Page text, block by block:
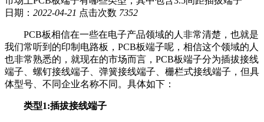
日期： 2022-04-21 点击次数 7352
PCB板相信在一些在电子产品领域的人非常清楚，也就是
我们常听到的印制电路板，PCB板端子呢，相信这个领域的人
也非常熟悉的，就现在的市场而言，PCB板端子分为插拔接线
端子、螺钉接线端子、弹簧接线端子、栅栏式接线端子，但具
体型号、不同企业名称不同。具体如下：
类型1:插拔接线端子